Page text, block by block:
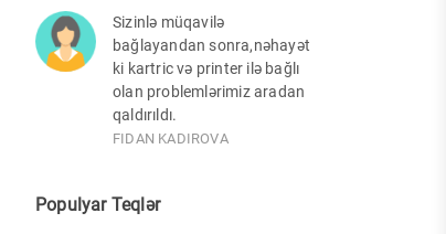
Sizinlə müqavilə
bağlayandan sonra,nəhayət
ki kartric və printer ilə bağlı
olan problemlərimiz aradan
qaldırıldı.
FIDAN KADIROVA
Populyar Teqlər